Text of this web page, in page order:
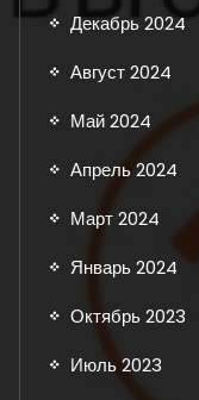
Декабрь 2024
Август 2024
Май 2024
Апрель 2024
Март 2024
Январь 2024
Октябрь 2023
Июль 2023